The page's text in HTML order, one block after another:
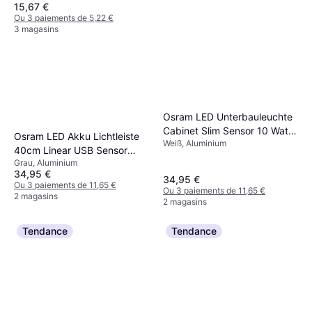
15,67 €
Ou 3 paiements de 5,22 €
3 magasins
Osram LED Akku Lichtleiste
40cm Linear USB Sensor
Garderobenbeleuchtung
Grau, Aluminium
34,95 €
Ou 3 paiements de 11,65 €
2 magasins
Osram LED Unterbauleuchte
Cabinet Slim Sensor 10 Watt
50 cm
Weiß, Aluminium
34,95 €
Ou 3 paiements de 11,65 €
2 magasins
Tendance Tendance